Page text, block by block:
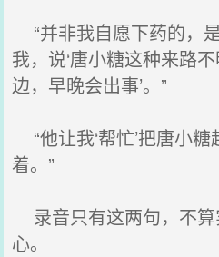
“并非我自愿下药的，
我，说‘唐小糖这种来路
边，早晚会出事’。”
“他让我‘帮忙’把唐小
着。”
录音只有这两句，不
心。